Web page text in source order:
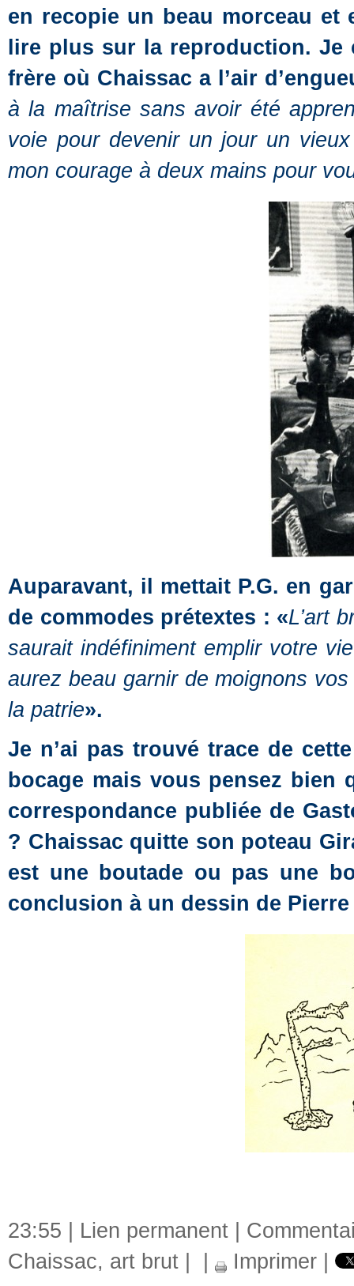
en recopie un beau morceau
lire plus sur la reproduction. Je
frère où Chaissac a l’air
à la maîtrise sans avoir été
voie pour devenir un jour un
mon courage à deux mains pour
Auparavant, il mettait P.G. en
de commodes prétextes : «L’art
saurait indéfiniment emplir votre
aurez beau garnir de moignons
la patrie».
Je n’ai pas trouvé trace de
bocage mais vous pensez bien
correspondance publiée de
? Chaissac quitte son poteau
est une boutade ou pas une
conclusion à un dessin de
23:55 | Lien permanent
Chaissac, art brut Imprimer